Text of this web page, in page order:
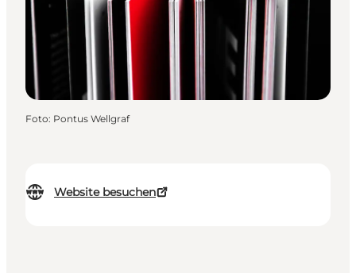
Website besuchen
Foto: Pontus Wellgraf